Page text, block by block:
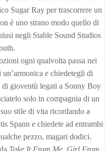
Sugar Ray per trascorrere un
è uno strano modo quello di
negli Stable Sound Studios
ogni qualvolta passa nei
e chiedetegli di
gioventù legati a Sonny Boy
solo in compagnia di un
stile di vita ricordando a
Spann e chiedete ad entrambi
pezzo, magari dodici.
Take It From Me. Girl From